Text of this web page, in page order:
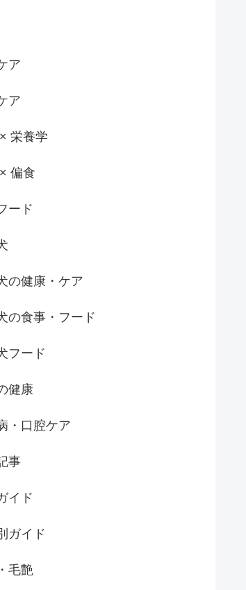
ア
ア
栄養学
偏食
ード
の健康・ケア
の食事・フード
フード
健康
・口腔ケア
事
イド
ガイド
毛艶